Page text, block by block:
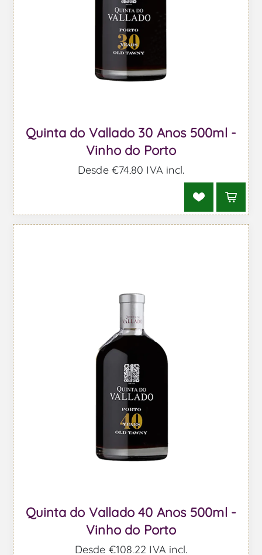
Quinta do Vallado 30 Anos 500ml -
Vinho do Porto
Desde €74,80 IVA incl.
Quinta do Vallado 40 Anos 500ml -
Vinho do Porto
Desde €108,22 IVA incl.